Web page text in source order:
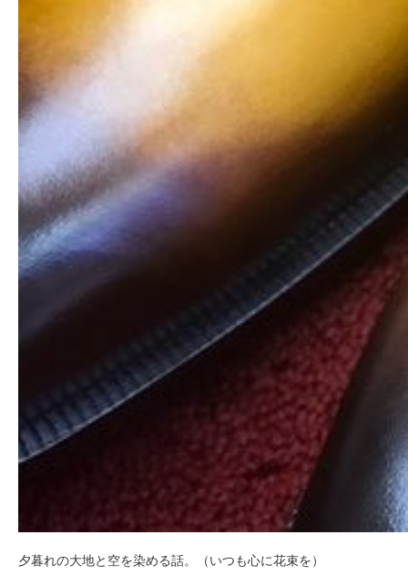
夕暮れの大地と空を染める話。（いつも心に花束を）